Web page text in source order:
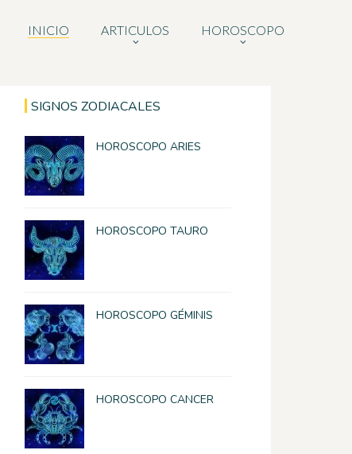
INICIO ARTICULOS HOROSCOPO
SIGNOS ZODIACALES
HOROSCOPO ARIES
HOROSCOPO TAURO
HOROSCOPO GÉMINIS
HOROSCOPO CANCER